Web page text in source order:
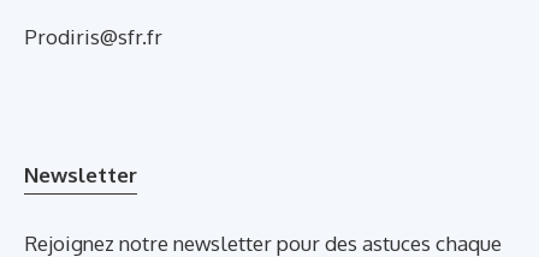
Prodiris@sfr.fr
Newsletter
Rejoignez notre newsletter pour des astuces chaque